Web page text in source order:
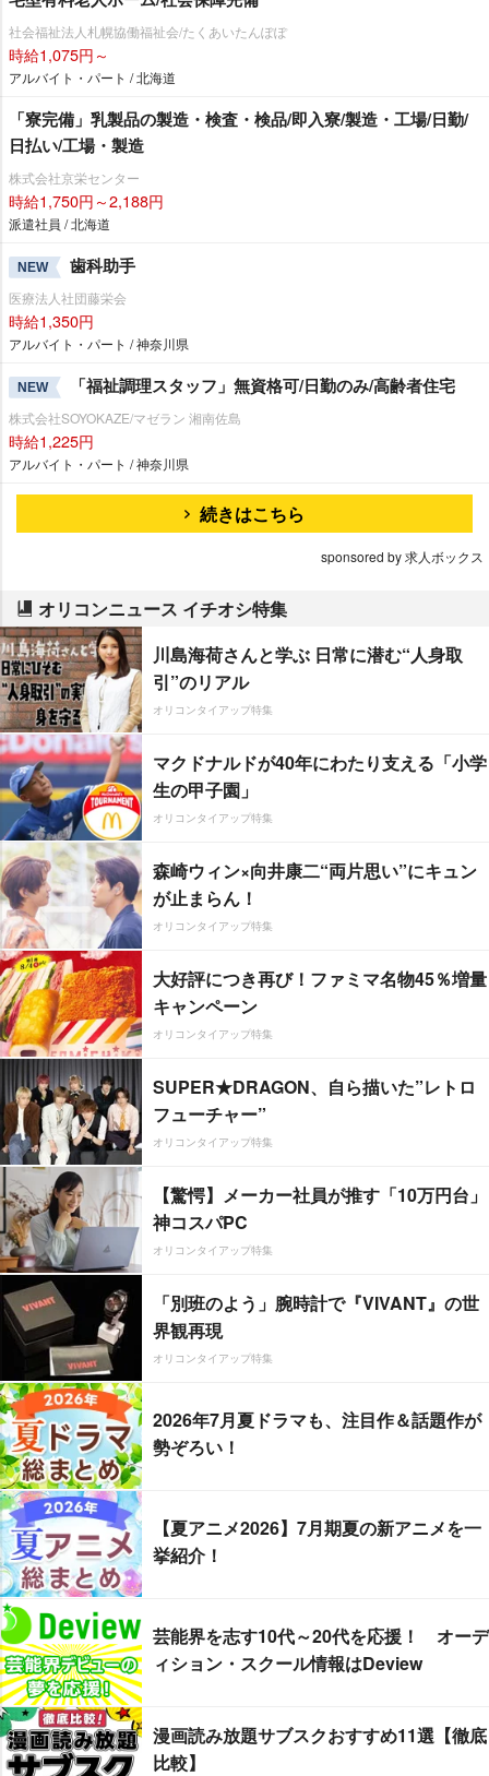
社会福祉法人札幌協働福祉会/たくあいたんぽぽ
時給1,075円～
アルバイト・パート / 北海道
「寮完備」乳製品の製造・検査・検品/即入寮/製造・工場/日勤/
日払い/工場・製造
株式会社京栄センター
時給1,750円～2,188円
派遣社員 / 北海道
NEW 歯科助手
医療法人社団藤栄会
時給1,350円
アルバイト・パート / 神奈川県
NEW 「福祉調理スタッフ」無資格可/日勤のみ/高齢者住宅
株式会社SOYOKAZE/マゼラン 湘南佐島
時給1,225円
アルバイト・パート / 神奈川県
続きはこちら
sponsored by 求人ボックス
オリコンニュース イチオシ特集
川島海荷さんと学ぶ 日常に潜む“人身取
引”のリアル
オリコンタイアップ特集
マクドナルドが40年にわたり支える「小学
生の甲子園」
オリコンタイアップ特集
森崎ウィン×向井康二“両片思い”にキュン
が止まらん！
オリコンタイアップ特集
大好評につき再び！ファミマ名物45％増量
キャンペーン
オリコンタイアップ特集
SUPER★DRAGON、自ら描いた”レトロ
フューチャー”
オリコンタイアップ特集
【驚愕】メーカー社員が推す「10万円台」
神コスパPC
オリコンタイアップ特集
「別班のよう」腕時計で『VIVANT』の世
界観再現
オリコンタイアップ特集
2026年7月夏ドラマも、注目作＆話題作が
勢ぞろい！
【夏アニメ2026】7月期夏の新アニメを一
挙紹介！
芸能界を志す10代～20代を応援！ オーデ
ィション・スクール情報はDeview
漫画読み放題サブスクおすすめ11選【徹底
比較】